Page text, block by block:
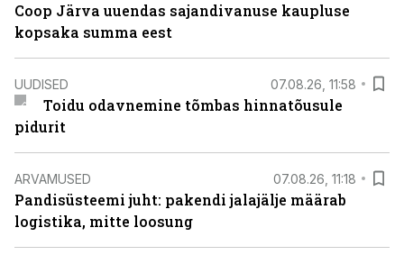
Coop Järva uuendas sajandivanuse kaupluse
kopsaka summa eest
UUDISED 07.08.26, 11:58
Toidu odavnemine tõmbas hinnatõusule
pidurit
ARVAMUSED 07.08.26, 11:18
Pandisüsteemi juht: pakendi jalajälje määrab
logistika, mitte loosung